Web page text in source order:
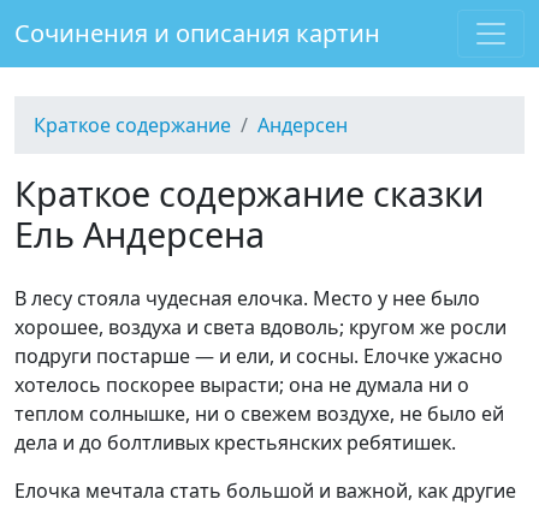
Сочинения и описания картин
Краткое содержание Андерсен
Краткое содержание сказки
Ель Андерсена
В лесу стояла чудесная елочка. Место у нее было
хорошее, воздуха и света вдоволь; кругом же росли
подруги постарше — и ели, и сосны. Елочке ужасно
хотелось поскорее вырасти; она не думала ни о
теплом солнышке, ни о свежем воздухе, не было ей
дела и до болтливых крестьянских ребятишек.
Елочка мечтала стать большой и важной, как другие